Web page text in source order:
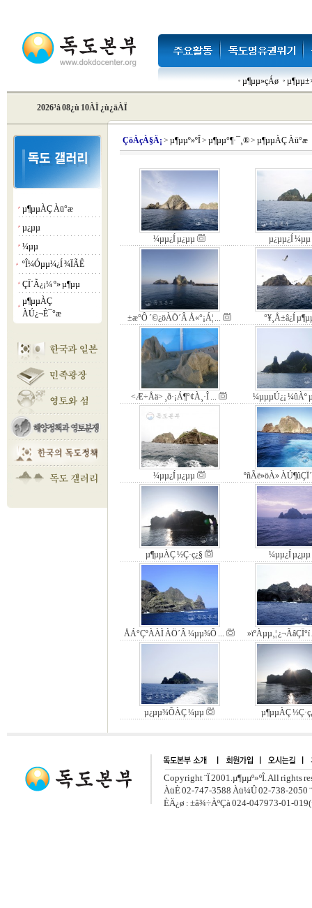
µ¶µµ»çÁø
2026³â 08¿ù 10ÀÏ ¿ù¿äÀÏ
¡á µ¶µµÀÇ Àü°æ
¡á µ¿µµ
¡á ¼­µµ
¡á ºÎ¼Óµµ¼­¿Í ¾ÏÃÊ
¡á ÇÏ´Ã¿¡¼­ º» µ¶µµ
¡á
µ¶µµÀÇ
ÀÚ¿¬È¯°æ
ÇöÀçÀ§Ä¡ > µ¶µµº»ºÎ> µ¶µµ°¶·¯¸®> µ¶µµÀÇ Àü°æ
¼­µµ¿Í µ¿µµ µ¿µµ¿Í ¼­µµ
±æ°Ô ´©¿öÀÖ´Â Å«°¡Á¦ ... °¥¸Å±â¿Í
<Æ÷Åä> ¸ð·¡Á¶°¢À¸·Î ... ¼­µµµÚ¿¡ ¼ûÀº
¼­µµ¿Í µ¿µµ ºñÃë»öÀ»
µ¶µµÀÇ ½Ç·ç¿§ ¼­µµ¿Í µ¿µµ
ÅÁ°ÇºÀÀÌ ÀÖ´Â ¼­µµ¾Õ ... »ïºÀµµ¸¦
µ¿µµ¾ÕÀÇ ¼­µµ µ¶µµÀÇ
Copyright ¨Ï 2001.µ¶µµº»ºÎ. All rights
ÀüÈ­ 02-747-3588 Àü¼Û 02-738-2050
ÈÄ¿ø : ±â¾÷ÀºÇà 024-047973-01-